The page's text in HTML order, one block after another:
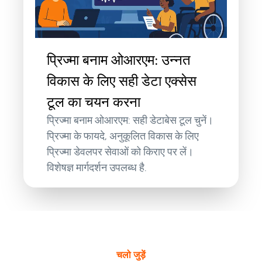
प्रिज्मा बनाम ओआरएम: उन्नत
विकास के लिए सही डेटा एक्सेस
टूल का चयन करना
प्रिज्मा बनाम ओआरएम: सही डेटाबेस टूल चुनें।
प्रिज्मा के फायदे, अनुकूलित विकास के लिए
प्रिज्मा डेवलपर सेवाओं को किराए पर लें।
विशेषज्ञ मार्गदर्शन उपलब्ध है.
चलो जुड़ें